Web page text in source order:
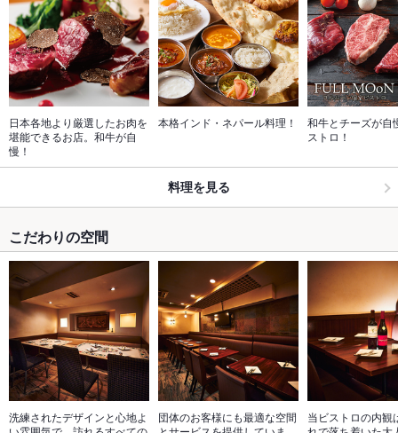
日本各地より厳選したお肉を
堪能できるお店。和牛が自
慢！
本格インド・ネパール料理！
和牛とチーズが自
ストロ！
料理を見る
こだわりの空間
洗練されたデザインと心地よ
団体のお客様にも最適な空間
当ビストロの内観